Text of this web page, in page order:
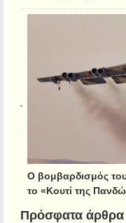
Ο βομβαρδισμός
το «Κουτί της
Πρόσφατα άρθρα